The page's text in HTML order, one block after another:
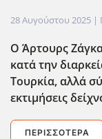
28 Αυγούστου 2025 |
Ο Άρτουρς
κατά την
Τουρκία, αλλά
εκτιμήσεις
ΠΕΡΙΣΣΌΤΕΡΑ